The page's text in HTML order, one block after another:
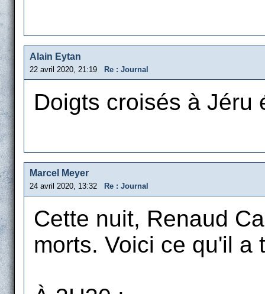
Alain Eytan
22 avril 2020, 21:19 Re : Journal
Doigts croisés à Jéru
Marcel Meyer
24 avril 2020, 13:32 Re : Journal
Cette nuit, Renaud
morts. Voici ce qu'il a